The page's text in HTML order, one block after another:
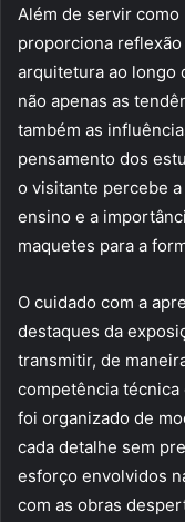
Além de servir
proporciona
arquitetura ao longo
não apenas as
também as
pensamento dos
o visitante percebe
ensino e a
maquetes para a
O cuidado com a
destaques da
transmitir, de
competência técnica
foi organizado de
cada detalhe sem
esforço envolvidos
com as obras